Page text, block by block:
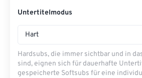
Untertitelmodus
Hart
Hardsubs, die immer sichtbar und in
sind, eignen sich für dauerhafte
gespeicherte Softsubs für eine